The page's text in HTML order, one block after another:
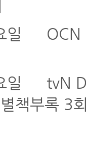
일
OCN
일
tvN
책부록 3